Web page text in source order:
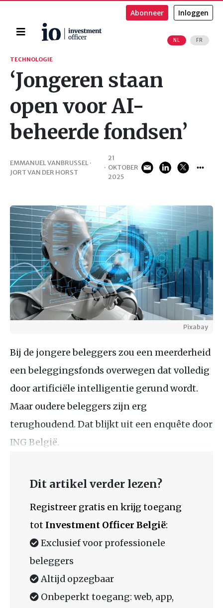
Home
NL FR
Abonneer Inloggen
Zoeken
TECHNOLOGIE
‘Jongeren staan
open voor AI-
beheerde fondsen’
EMMANUEL VANBRUSSEL ·
JORT VAN DER HORST
·
21
OKTOBER
2025
Pixabay
Bij de jongere beleggers zou een meerderheid
een beleggingsfonds overwegen dat volledig
door artificiële intelligentie gerund wordt.
Maar oudere beleggers zijn erg
terughoudend. Dat blijkt uit een enquête door
ING België.
Dit artikel verder lezen?
Registreer gratis en krijg toegang
tot Investment Officer België:
Exclusief voor professionele
beleggers
Altijd opzegbaar
Onbeperkt toegang: web, app,